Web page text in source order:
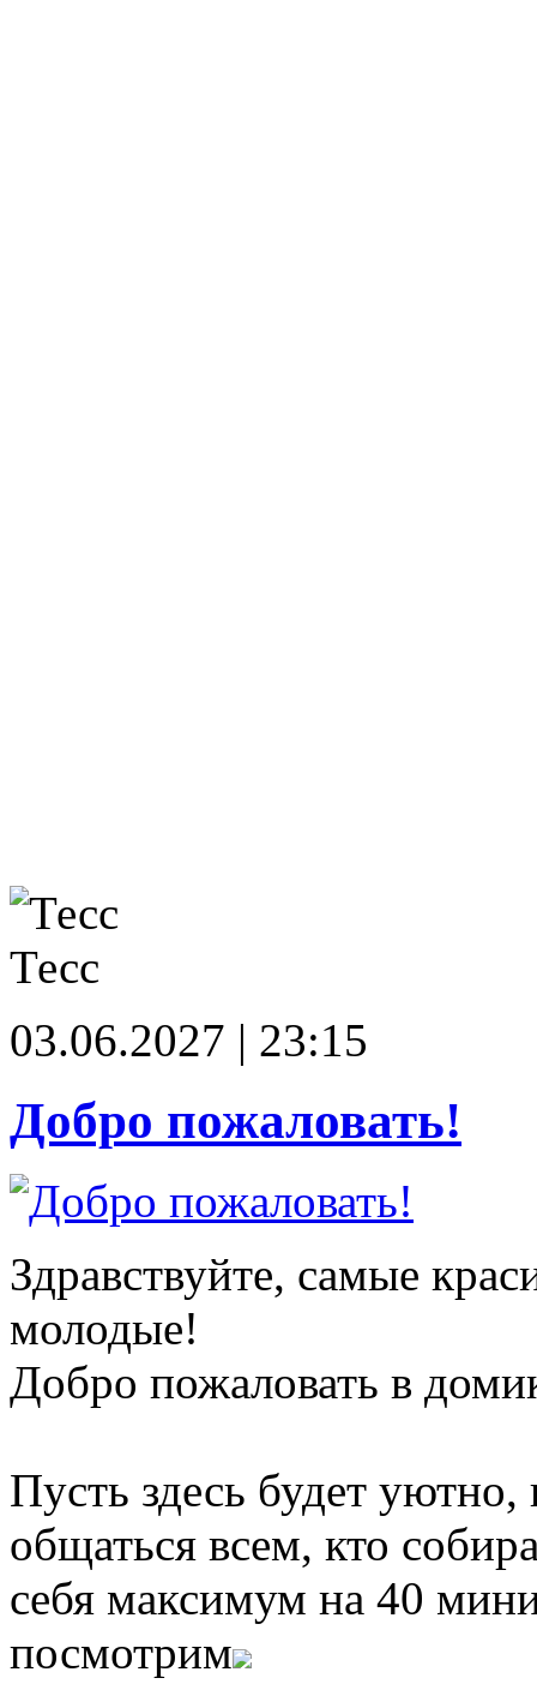
Тесс
03.06.2027 | 23:15
Добро пожаловать!
Здравствуйте, самые
молодые!
Добро пожаловать в
Пусть здесь будет
общаться всем, кто
себя максимум на 40
посмотрим